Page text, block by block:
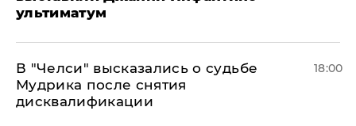
ультиматум
В "Челси" высказались о судьбе
Мудрика после снятия
дисквалификации
18:00